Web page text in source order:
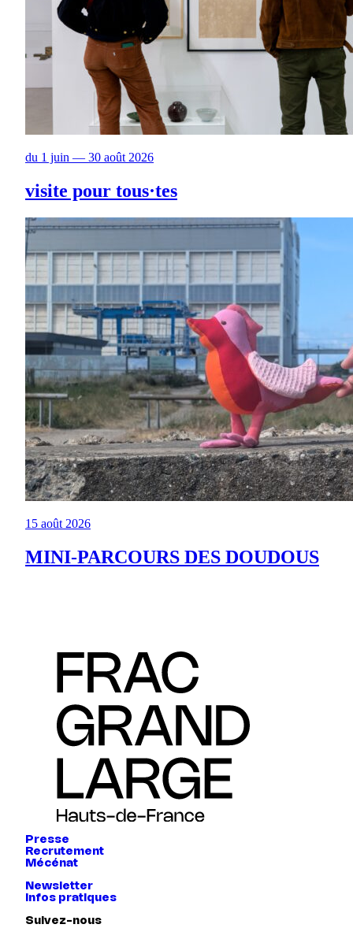
du 1 juin — 30 août 2026
visite pour tous·tes
15 août 2026
MINI-PARCOURS DES DOUDOUS
Presse
Recrutement
Mécénat
Newsletter
Infos pratiques
Suivez-nous